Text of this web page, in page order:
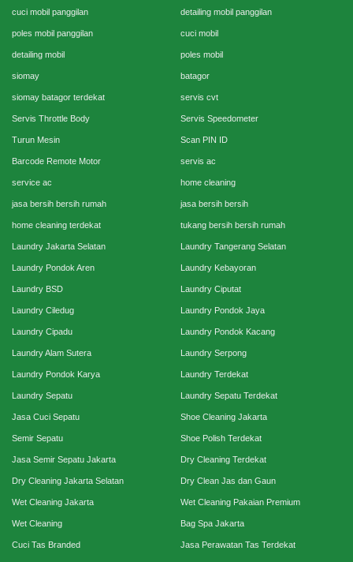
cuci mobil panggilan detailing mobil panggilan
poles mobil panggilan cuci mobil
detailing mobil poles mobil
siomay batagor
siomay batagor terdekat servis cvt
Servis Throttle Body Servis Speedometer
Turun Mesin Scan PIN ID
Barcode Remote Motor servis ac
service ac home cleaning
jasa bersih bersih rumah jasa bersih bersih
home cleaning terdekat tukang bersih bersih rumah
Laundry Jakarta Selatan Laundry Tangerang Selatan
Laundry Pondok Aren Laundry Kebayoran
Laundry BSD Laundry Ciputat
Laundry Ciledug Laundry Pondok Jaya
Laundry Cipadu Laundry Pondok Kacang
Laundry Alam Sutera Laundry Serpong
Laundry Pondok Karya Laundry Terdekat
Laundry Sepatu Laundry Sepatu Terdekat
Jasa Cuci Sepatu Shoe Cleaning Jakarta
Semir Sepatu Shoe Polish Terdekat
Jasa Semir Sepatu Jakarta Dry Cleaning Terdekat
Dry Cleaning Jakarta Selatan Dry Clean Jas dan Gaun
Wet Cleaning Jakarta Wet Cleaning Pakaian Premium
Wet Cleaning Bag Spa Jakarta
Cuci Tas Branded Jasa Perawatan Tas Terdekat